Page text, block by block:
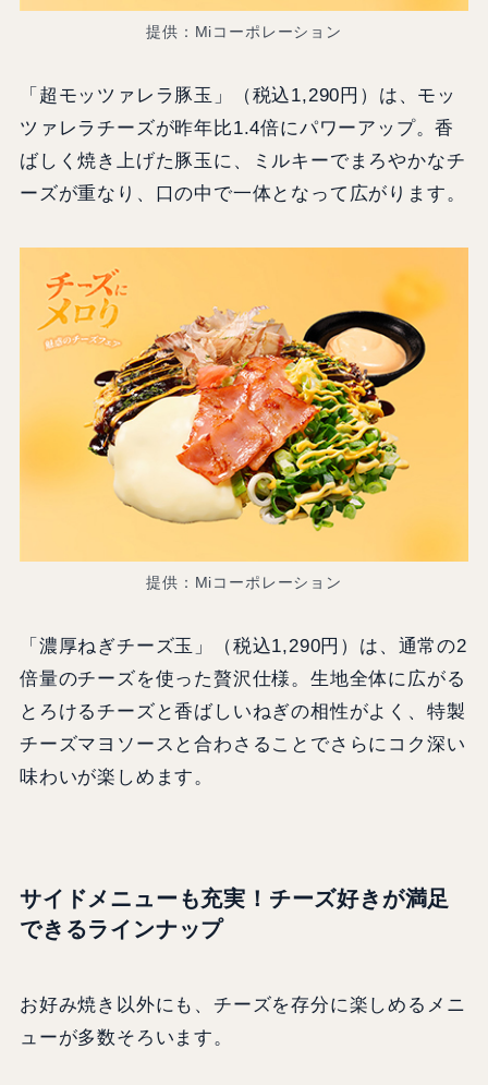
提供：Miコーポレーション
「超モッツァレラ豚玉」（税込1,290円）は、モッ
ツァレラチーズが昨年比1.4倍にパワーアップ。香
ばしく焼き上げた豚玉に、ミルキーでまろやかなチ
ーズが重なり、口の中で一体となって広がります。
提供：Miコーポレーション
「濃厚ねぎチーズ玉」（税込1,290円）は、通常の2
倍量のチーズを使った贅沢仕様。生地全体に広がる
とろけるチーズと香ばしいねぎの相性がよく、特製
チーズマヨソースと合わさることでさらにコク深い
味わいが楽しめます。
サイドメニューも充実！チーズ好きが満足
できるラインナップ
お好み焼き以外にも、チーズを存分に楽しめるメニ
ューが多数そろいます。